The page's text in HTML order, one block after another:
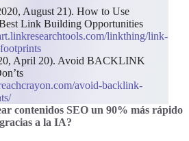
August 21). How to Use
Link Building Opportunities
linkthing/link-
April 20). Avoid BACKLINK
avoid-backlink-
contenidos SEO un 90% más rápido
gracias a la IA?